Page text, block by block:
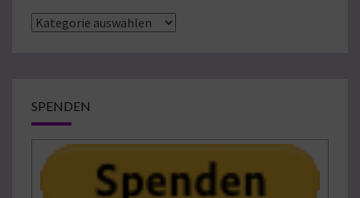
Kategorien
SPENDEN